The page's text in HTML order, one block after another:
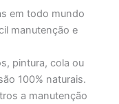
em todo mundo
manutenção e
pintura, cola ou
100% naturais.
a manutenção